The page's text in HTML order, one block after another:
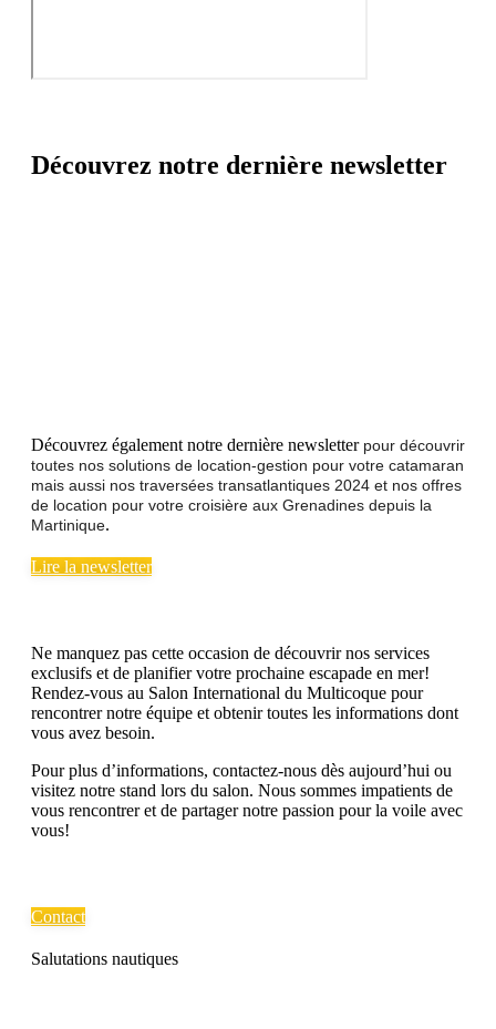
Découvrez notre dernière newsletter
Découvrez également notre dernière newsletter pour découvrir
toutes nos solutions de location-gestion pour votre catamaran
mais aussi nos traversées transatlantiques 2024 et nos offres
de location pour votre croisière aux Grenadines depuis la
Martinique.
Lire la newsletter
Ne manquez pas cette occasion de découvrir nos services
exclusifs et de planifier votre prochaine escapade en mer!
Rendez-vous au Salon International du Multicoque pour
rencontrer notre équipe et obtenir toutes les informations dont
vous avez besoin.
Pour plus d’informations, contactez-nous dès aujourd’hui ou
visitez notre stand lors du salon. Nous sommes impatients de
vous rencontrer et de partager notre passion pour la voile avec
vous!
Contact
Salutations nautiques